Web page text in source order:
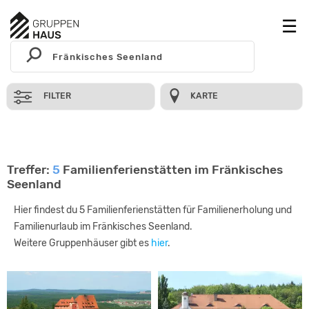
FILTER KARTE
Treffer: 5 Familienferienstätten im Fränkisches
Seenland
Hier findest du 5 Familienferienstätten für Familienerholung und
Familienurlaub im Fränkisches Seenland.
Weitere Gruppenhäuser gibt es hier.